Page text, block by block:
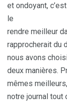
et ondoyant,
le
rendre meilleur
rapprocherait du
nous avons
deux manières.
mêmes
notre journal tout